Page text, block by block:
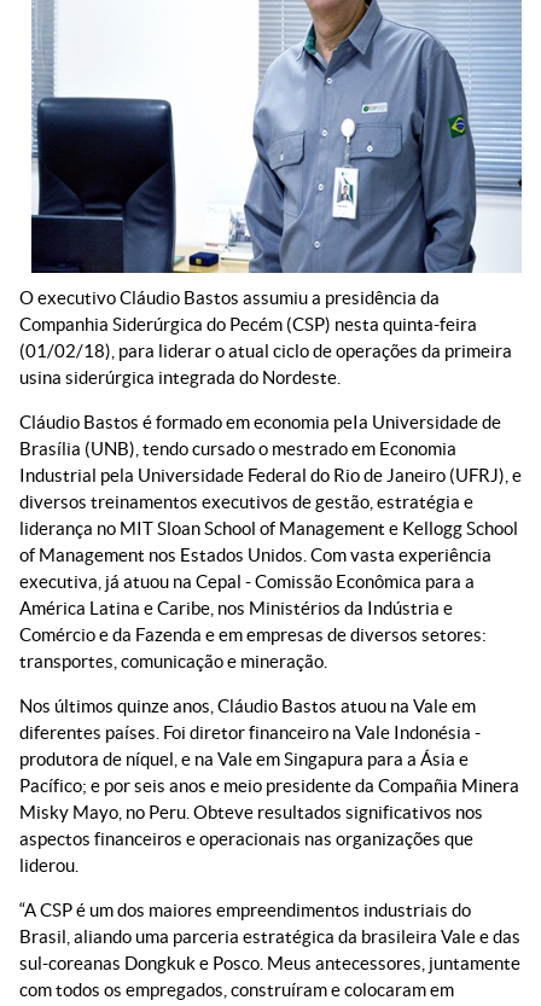
O executivo Cláudio Bastos assumiu a presidência da
Companhia Siderúrgica do Pecém (CSP) nesta quinta-feira
(01/02/18), para liderar o atual ciclo de operações da primeira
usina siderúrgica integrada do Nordeste.
Cláudio Bastos é formado em economia peIa Universidade de
Brasília (UNB), tendo cursado o mestrado em Economia
Industrial pela Universidade Federal do Rio de Janeiro (UFRJ), e
diversos treinamentos executivos de gestão, estratégia e
liderança no MIT Sloan School of Management e Kellogg School
of Management nos Estados Unidos. Com vasta experiência
executiva, já atuou na Cepal - Comissão Econômica para a
América Latina e Caribe, nos Ministérios da Indústria e
Comércio e da Fazenda e em empresas de diversos setores:
transportes, comunicação e mineração.
Nos últimos quinze anos, Cláudio Bastos atuou na Vale em
diferentes países. Foi diretor financeiro na Vale Indonésia -
produtora de níquel, e na Vale em Singapura para a Ásia e
Pacífico; e por seis anos e meio presidente da Compañia Minera
Misky Mayo, no Peru. Obteve resultados significativos nos
aspectos financeiros e operacionais nas organizações que
liderou.
“A CSP é um dos maiores empreendimentos industriais do
Brasil, aliando uma parceria estratégica da brasileira Vale e das
sul-coreanas Dongkuk e Posco. Meus antecessores, juntamente
com todos os empregados, construíram e colocaram em